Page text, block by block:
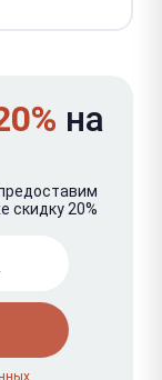
на
скидку 20%